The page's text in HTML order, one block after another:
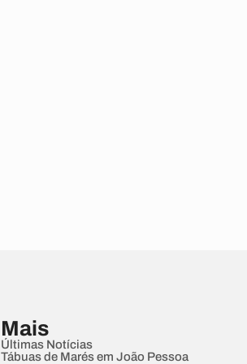
Mais
Últimas Notícias
Tábuas de Marés em João Pessoa